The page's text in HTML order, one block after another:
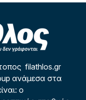
filathlos.gr
ανάμεσα στα
ο